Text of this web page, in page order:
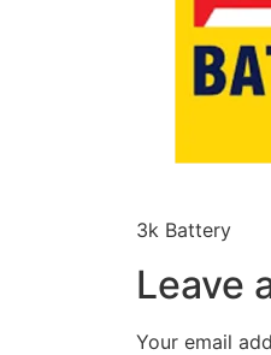
3k Battery
Leave
Your email